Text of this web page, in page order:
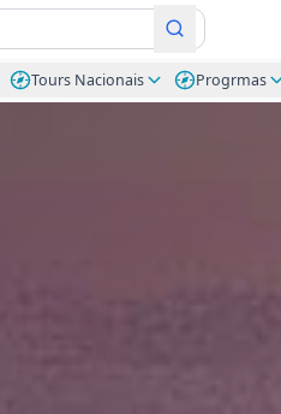
Tours Nacionais Progrmas